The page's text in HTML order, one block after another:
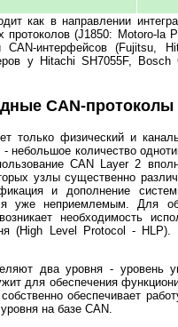
как в направлении
протоколов (J1850: Motoro-la
интерфейсов (Fujitsu,
у Hitachi SH7055F,
CAN-протоколы
только физический и
небольшое количество
CAN Layer 2
узлы существенно
и дополнение
уже неприемлемым. Для
необходимость
(High Level Protocol -
два уровня - уровень
для обеспечения
обеспечивает
на базе CAN.